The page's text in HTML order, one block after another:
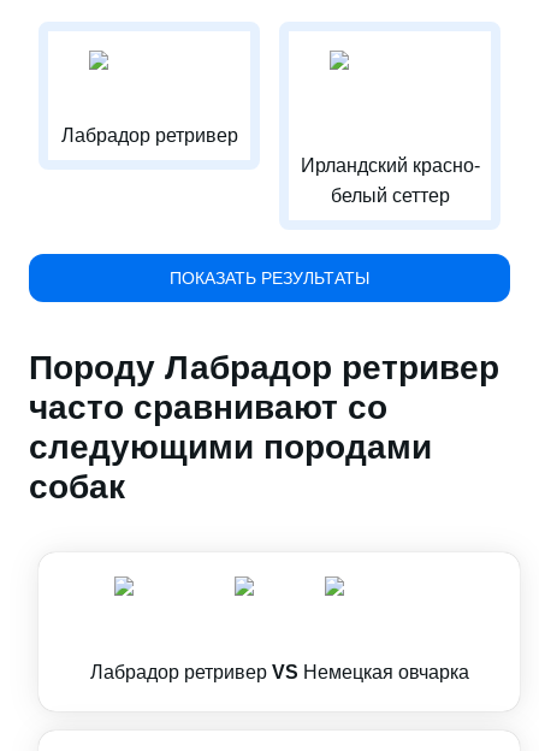
Лабрадор ретривер
Ирландский красно-
белый сеттер
ПОКАЗАТЬ РЕЗУЛЬТАТЫ
Породу Лабрадор ретривер
часто сравнивают со
следующими породами
собак
Лабрадор ретривер VS Немецкая овчарка